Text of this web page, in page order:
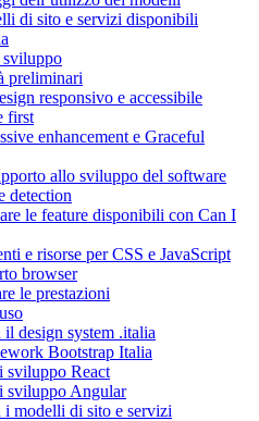
di sito e servizi disponibili
preliminari
responsivo e accessibile
first
enhancement e Graceful
allo sviluppo del software
detection
le feature disponibili con Can I
e risorse per CSS e JavaScript
browser
le prestazioni
design system .italia
Bootstrap Italia
sviluppo React
sviluppo Angular
modelli di sito e servizi